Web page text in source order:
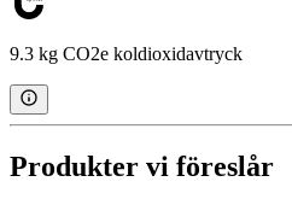
9.3 kg CO2e koldioxidavtryck
Produkter vi föreslår